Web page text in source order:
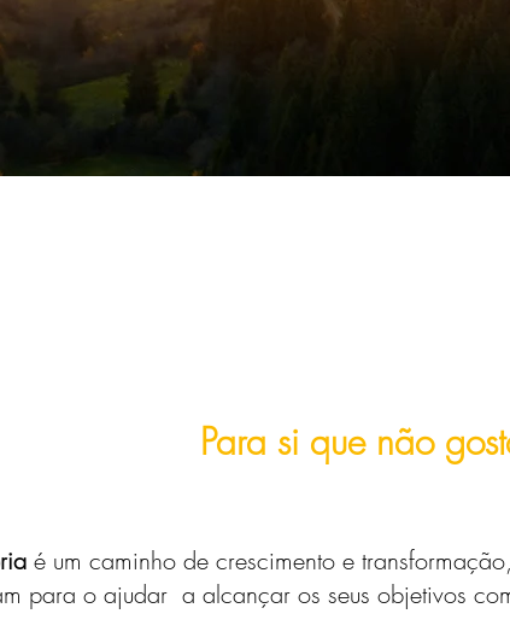
Para si que não
é um caminho de crescimento e
para o ajudar a alcançar os seus objetivos